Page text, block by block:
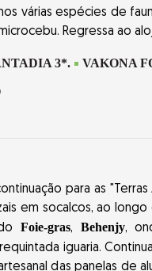
várias espécies de
Regressa ao
3*. VAKONA
para as "Terras
em socalcos, ao longo
Foie-gras, Behenjy,
iguaria.
das panelas de